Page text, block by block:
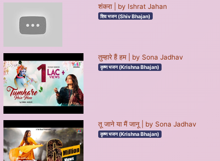
शंकरा | by Ishrat Jahan
शिव भजन (Shiv Bhajan)
तुम्हारे हैं हम | by Sona Jadhav
कृष्ण भजन (Krishna Bhajan)
तू जाने या मैं जानू | by Sona Jadhav
कृष्ण भजन (Krishna Bhajan)